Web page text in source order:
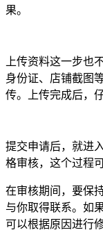
果。
上传资料这一步也
身份证、店铺截图
传。上传完成后，
提交申请后，就进
格审核，这个过程
在审核期间，要保
与你取得联系。如
可以根据原因进行